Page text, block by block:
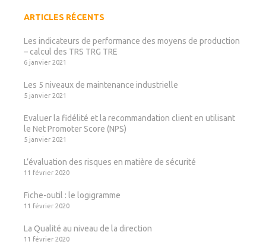
ARTICLES RÉCENTS
Les indicateurs de performance des moyens de production
– calcul des TRS TRG TRE
6 janvier 2021
Les 5 niveaux de maintenance industrielle
5 janvier 2021
Evaluer la fidélité et la recommandation client en utilisant
le Net Promoter Score (NPS)
5 janvier 2021
L’évaluation des risques en matière de sécurité
11 février 2020
Fiche-outil : le logigramme
11 février 2020
La Qualité au niveau de la direction
11 février 2020